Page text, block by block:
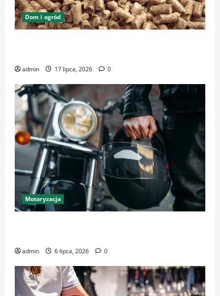
Dom i ogród
admin 17 lipca, 2026 0
Motoryzacja
admin 6 lipca, 2026 0